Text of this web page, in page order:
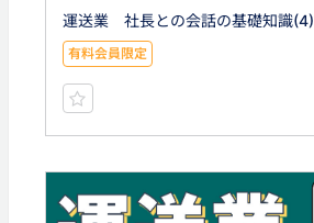
運送業 社長との会話の基礎知識(4)
有料会員限定